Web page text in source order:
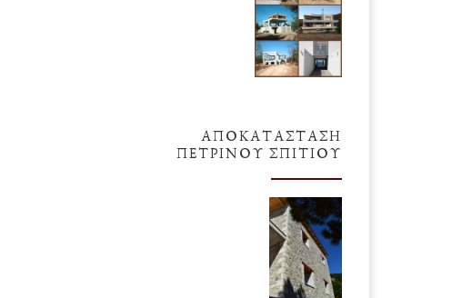
ΑΠΟΚΑΤΆΣΤΑΣΗ
ΠΈΤΡΙΝΟΥ ΣΠΙΤΙΟΎ